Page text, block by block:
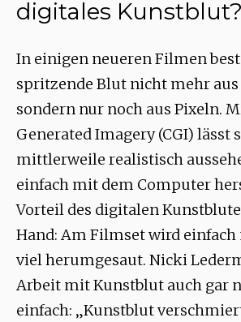
digitales Kunstblut?
In einigen neueren Filmen
spritzende Blut nicht mehr
sondern nur noch aus Pixeln.
Generated Imagery (CGI) lässt
mittlerweile realistisch
einfach mit dem Computer
Vorteil des digitalen
Hand: Am Filmset wird
viel herumgesaut. Nicki
Arbeit mit Kunstblut auch gar
einfach: „Kunstblut